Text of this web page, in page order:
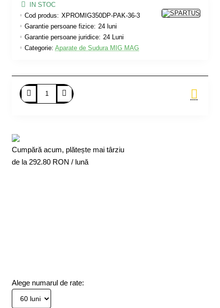
IN STOC
Cod produs: XPROMIG350DP-PAK-36-3
Garantie persoane fizice: 24 luni
Garantie persoane juridice: 24 Luni
Categorie: Aparate de Sudura MIG MAG
Cumpără acum, plătește mai târziu
de la 292.80 RON / lună
Alege numarul de rate: